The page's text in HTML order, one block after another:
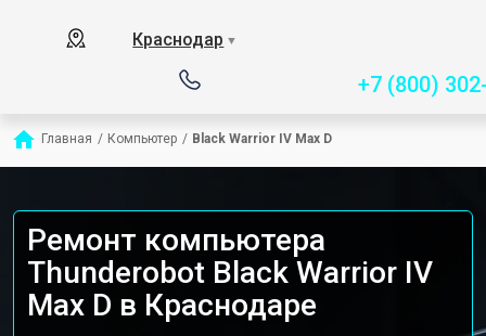
Краснодар ▼
+7 (800)
Главная / Компьютер / Black Warrior IV Max D
Ремонт компьютера
Thunderobot Black Warrior IV
Max D в Краснодаре